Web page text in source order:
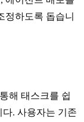
정하도록 돕습니
해 태스크를 쉽
. 사용자는 기존